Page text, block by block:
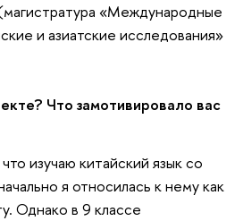
«Международные
и азиатские исследования»
Что замотивировало вас
изучаю китайский язык со
я относилась к нему как
Однако в 9 классе